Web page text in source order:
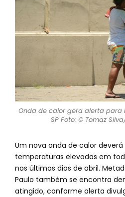
Onda de calor gera alerta para
SP Foto: © Tomaz
Um nova onda de calor
temperaturas elevadas em
nos últimos dias de abril.
Paulo também se encontra
atingido, conforme alerta